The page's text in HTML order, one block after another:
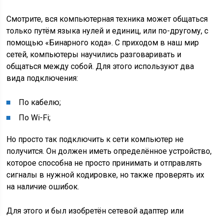
Смотрите, вся компьютерная техника может общаться
только путём языка нулей и единиц, или по-другому, с
помощью «Бинарного кода». С приходом в наш мир
сетей, компьютеры научились разговаривать и
общаться между собой. Для этого используют два
вида подключения:
По кабелю;
По Wi-Fi;
Но просто так подключить к сети компьютер не
получится. Он должен иметь определённое устройство,
которое способна не просто принимать и отправлять
сигналы в нужной кодировке, но также проверять их
на наличие ошибок.
Для этого и был изобретён сетевой адаптер или